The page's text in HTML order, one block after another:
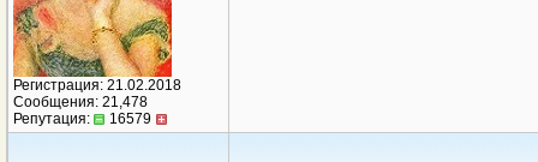
Регистрация: 21.02.2018
Сообщения: 21,478
Репутация:
16579